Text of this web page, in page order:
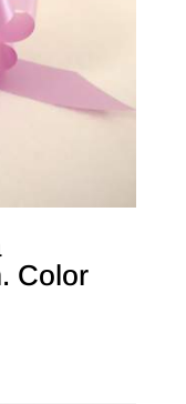
Color